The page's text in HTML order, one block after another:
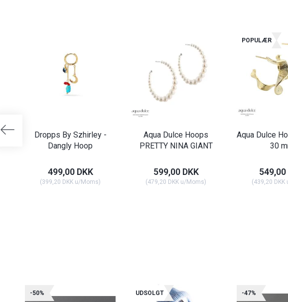
Dropps By Szhirley -
Dangly Hoop
499,00 DKK
(399,20 DKK u/Moms)
Aqua Dulce Hoops
PRETTY NINA GIANT
599,00 DKK
(479,20 DKK u/Moms)
POPULÆR
Aqua Dulce
30
549,00
(439,20 DKK
-50% UDSOLGT -47%